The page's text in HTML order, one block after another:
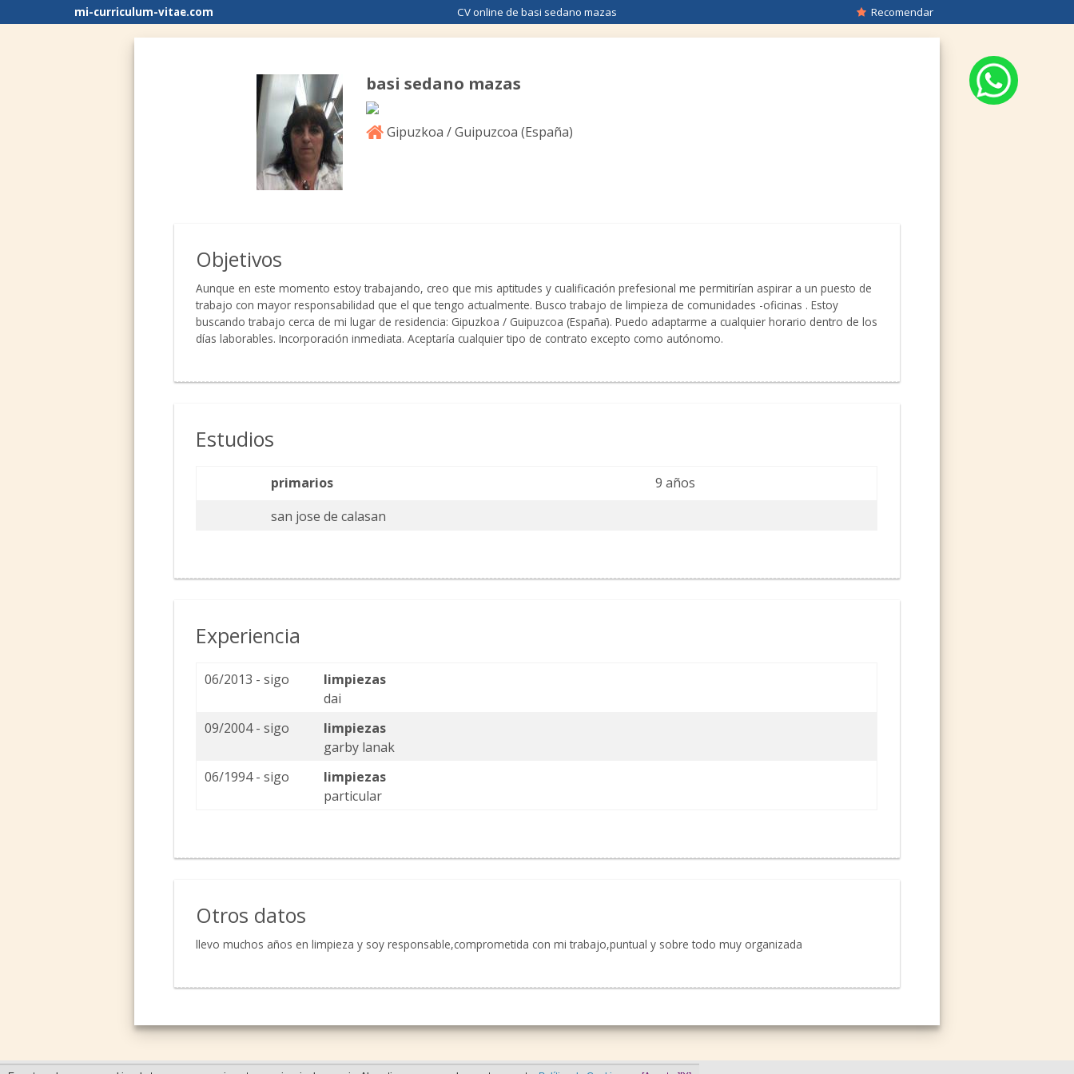
mi-curriculum-vitae.com CV online de basi sedano mazas Recomendar
basi sedano mazas
Gipuzkoa / Guipuzcoa (España)
Objetivos
Aunque en este momento estoy trabajando, creo que mis aptitudes y cualificación prefesional me permitirían aspirar a un puesto de
trabajo con mayor responsabilidad que el que tengo actualmente. Busco trabajo de limpieza de comunidades -oficinas . Estoy
buscando trabajo cerca de mi lugar de residencia: Gipuzkoa / Guipuzcoa (España). Puedo adaptarme a cualquier horario dentro de los
días laborables. Incorporación inmediata. Aceptaría cualquier tipo de contrato excepto como autónomo.
Estudios
primarios
9 años
san jose de calasan
Experiencia
06/2013 - sigo
limpiezas
dai
09/2004 - sigo
limpiezas
garby lanak
06/1994 - sigo
limpiezas
particular
Otros datos
llevo muchos años en limpieza y soy responsable,comprometida con mi trabajo,puntual y sobre todo muy organizada